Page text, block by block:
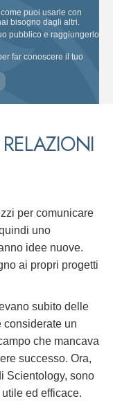
puoi usarle con
bisogno dagli altri.
pubblico e raggiungerlo
far conoscere il tuo
per comunicare
uno
idee nuove.
ai propri progetti
subito delle
considerate un
che mancava
successo. Ora,
Scientology, sono
ed efficace.